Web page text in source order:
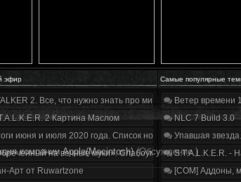
эфир Самые популярные
2. Все, что нужно знать про мир, геймплей и сюжет |
2 Картина Маслом
июня и июля 2020 года. Список нововведений
на вечные муки». Слабоумие и отвага
Арт от Ruwartzone
Ветер времени
NLC 7 Build 3.0
Упавшая
S.T.A.L.K.E.R. -
[COM] Аддоны,
компании Apple(Macintosh) (Обсуждение.)